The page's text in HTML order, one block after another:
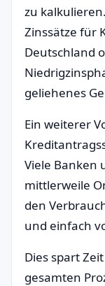
zu
Zinssätze für
Deutschland
geliehenes
Ein weiterer
Viele Banken
mittlerweile
den
und einfach
Dies spart
gesamten